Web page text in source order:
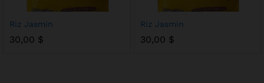
Riz Jasmin
30,00 $
Riz Jasmin
30,00 $